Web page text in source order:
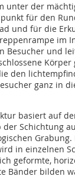
unter der
für den
und für die
im
Besucher und
den
ganz in
basiert auf
Schichtung
Grabung.
in einzelnen
geformte,
Bänder bilden